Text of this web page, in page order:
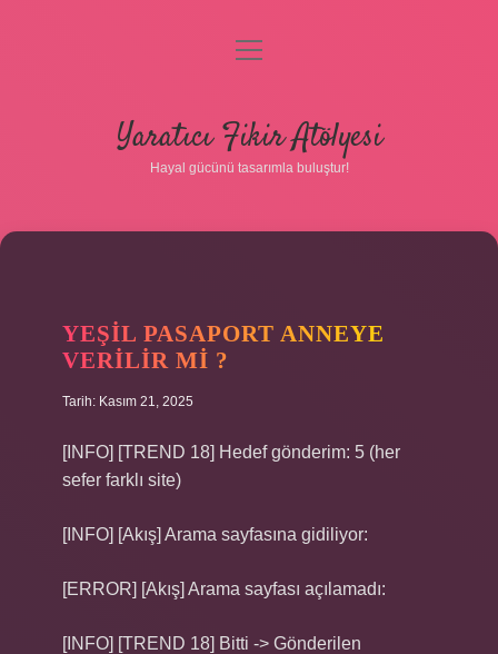
Gizlilik Politikası
Hakkımızda
menüyü
Yaratıcı Fikir Atölyesi
Hayal gücünü tasarımla buluştur!
YEŞIL PASAPORT ANNEYE
VERILIR MI ?
Tarih: Kasım 21, 2025
[INFO] [TREND 18] Hedef gönderim: 5 (her
sefer farklı site)
[INFO] [Akış] Arama sayfasına gidiliyor:
[ERROR] [Akış] Arama sayfası açılamadı:
[INFO] [TREND 18] Bitti -> Gönderilen